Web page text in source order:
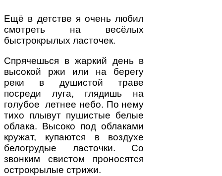
Ещё в детстве я очень любил
смотреть на весёлых
быстрокрылых ласточек.
Спрячешься в жаркий день в
высокой ржи или на берегу
реки в душистой траве
посреди луга, глядишь на
голубое летнее небо. По нему
тихо плывут пушистые белые
облака. Высоко под облаками
кружат, купаются в воздухе
белогрудые ласточки. Со
звонким свистом проносятся
острокрылые стрижи.